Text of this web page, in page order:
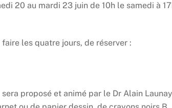
20 au mardi 23 juin de 10h le samedi à
les quatre jours, de réserver :
proposé et animé par le Dr Alain